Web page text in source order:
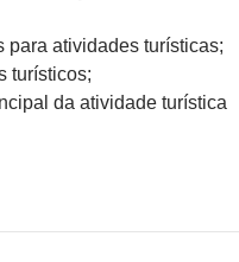
para atividades turísticas;
turísticos;
da atividade turística